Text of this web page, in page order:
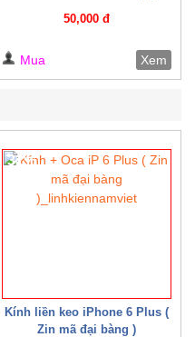
50,000 đ
Mua Xem
Kính liền keo iPhone 6 Plus (
Zin mã đại bàng )
32%